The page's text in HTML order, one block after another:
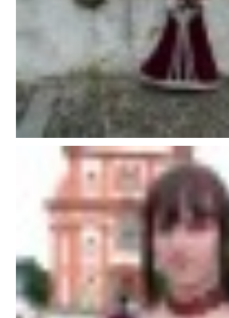
VÝROČNÍ ZPRÁVY
KONTAKT
JAK NÁM POMOCI
NAPSALI O NÁS
NATÁČENÍ V TELEVIZI